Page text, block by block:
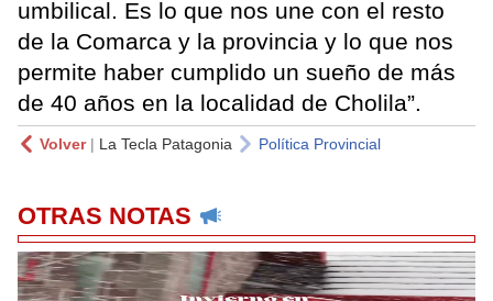
umbilical. Es lo que nos une con el resto
de la Comarca y la provincia y lo que nos
permite haber cumplido un sueño de más
de 40 años en la localidad de Cholila”.
Volver| La Tecla Patagonia Política Provincial
OTRAS NOTAS